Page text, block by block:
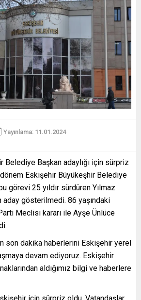
Yayınlama: 11.01.2024
Belediye Başkan adaylığı için sürpriz
dönem Eskişehir Büyükeşhir Belediye
görevi 25 yıldır sürdüren Yılmaz
aday gösterilmedi. 86 yaşındaki
Meclisi kararı ile Ayşe Ünlüce
son dakika haberlerini Eskişehir yerel
devam ediyoruz. Eskişehir
aldığımız bilgi ve haberlere